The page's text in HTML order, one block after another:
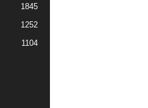
1845
1252
1104